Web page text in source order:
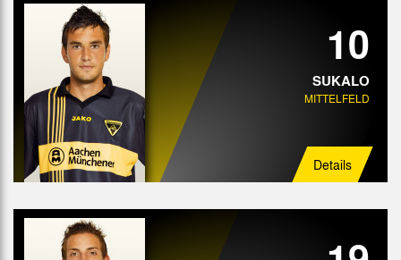
10
SUKALO
MITTELFELD
Details